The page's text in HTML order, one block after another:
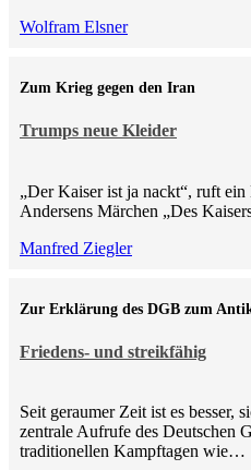
Wolfram Elsner
Trumps neue Kleider
Zum Krieg gegen den Iran
„Der Kaiser ist ja nackt“, ruft
Andersens Märchen „Des
Manfred Ziegler
Friedens- und streikfähig
Zur Erklärung des DGB zum
Seit geraumer Zeit ist es besser,
zentrale Aufrufe des Deutschen
traditionellen Kampftagen wie…